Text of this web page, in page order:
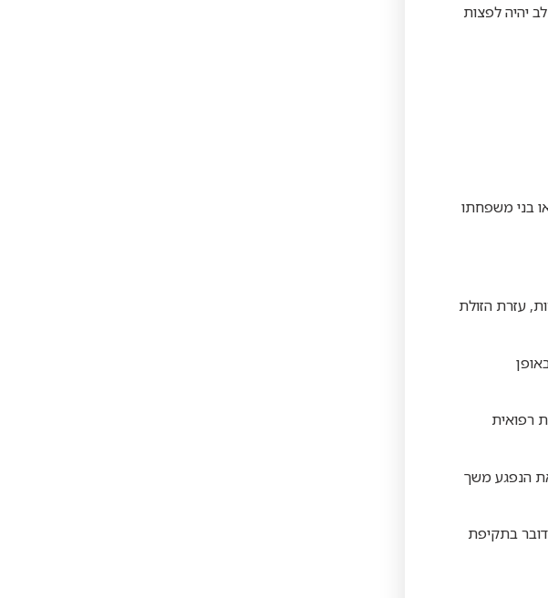
יהיה לפצות
בני משפחתו
עזרת הזולת
רפואית
הנפגע משך
בתקיפת